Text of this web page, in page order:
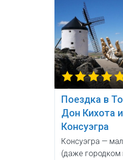
Поездка в
Дон Кихота
Консуэгра
Консуэгра —
(даже городком